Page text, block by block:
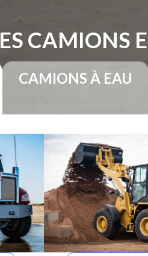
CAMIONS
CAMIONS À EAU